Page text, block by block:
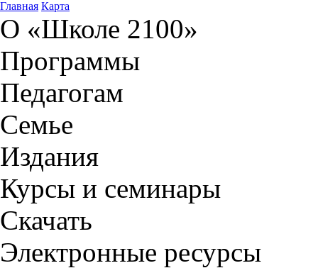
Главная Карта
О «Школе 2100»
Программы
Педагогам
Семье
Издания
Курсы и семинары
Скачать
Электронные ресурсы